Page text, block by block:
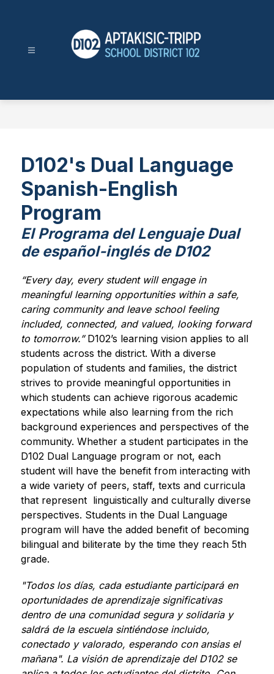
School
D102's Dual Language
Spanish-English
Program
El Programa del Lenguaje Dual
de español-inglés de D102
“Every day, every student will engage in
meaningful learning opportunities within a safe,
caring community and leave school feeling
included, connected, and valued, looking forward
to tomorrow.” D102’s learning vision applies to all
students across the district. With a diverse
population of students and families, the district
strives to provide meaningful opportunities in
which students can achieve rigorous academic
expectations while also learning from the rich
background experiences and perspectives of the
community. Whether a student participates in the
D102 Dual Language program or not, each
student will have the benefit from interacting with
a wide variety of peers, staff, texts and curricula
that represent  linguistically and culturally diverse
perspectives. Students in the Dual Language
program will have the added benefit of becoming
bilingual and biliterate by the time they reach 5th
grade.
"Todos los días, cada estudiante participará en
oportunidades de aprendizaje significativas
dentro de una comunidad segura y solidaria y
saldrá de la escuela sintiéndose incluido,
conectado y valorado, esperando con ansias el
mañana". La visión de aprendizaje del D102 se